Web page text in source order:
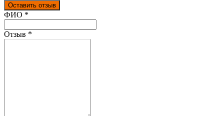
Оставить отзыв
Ваш отзыв был отправлен!
ФИО *
Отзыв *